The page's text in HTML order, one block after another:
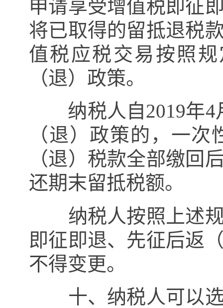
申请享受增值税即征
将已取得的留抵退税
值税应税交易按照
（退）政策。
纳税人自2019年4
（退）政策的，一
（退）税款全部缴回
还期末留抵税额。
纳税人按照上述规
即征即退、先征后返
不得变更。
十、纳税人可以选